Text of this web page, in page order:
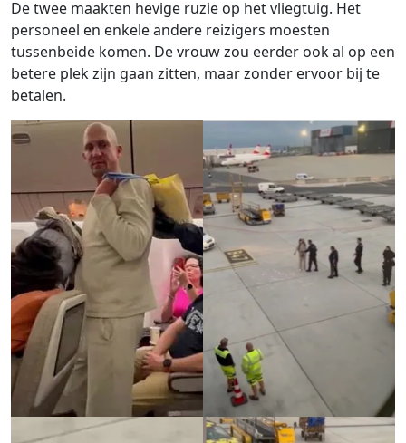
De twee maakten hevige ruzie op het vliegtuig. Het
personeel en enkele andere reizigers moesten
tussenbeide komen. De vrouw zou eerder ook al op een
betere plek zijn gaan zitten, maar zonder ervoor bij te
betalen.